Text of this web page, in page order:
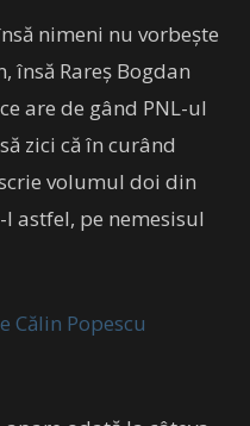
nimeni nu vorbește
însă Rareș Bogdan
are de gând PNL-ul
zici că în curând
volumul doi din
astfel, pe nemesisul
Călin Popescu